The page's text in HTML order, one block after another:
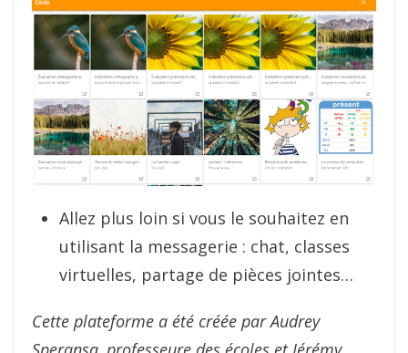
Allez plus loin si vous le souhaitez en
utilisant la messagerie : chat, classes
virtuelles, partage de pièces jointes…
Cette plateforme a été créée par Audrey